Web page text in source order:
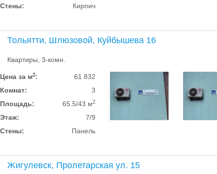
Стены:
Кирпич
Тольятти, Шлюзовой, Куйбышева 16
Квартиры, 3-комн.
Цена за м2:
61 832
Комнат:
3
Площадь:
65.5/43 м2
Этаж:
7/9
Стены:
Панель
Жигулевск, Пролетарская ул. 15